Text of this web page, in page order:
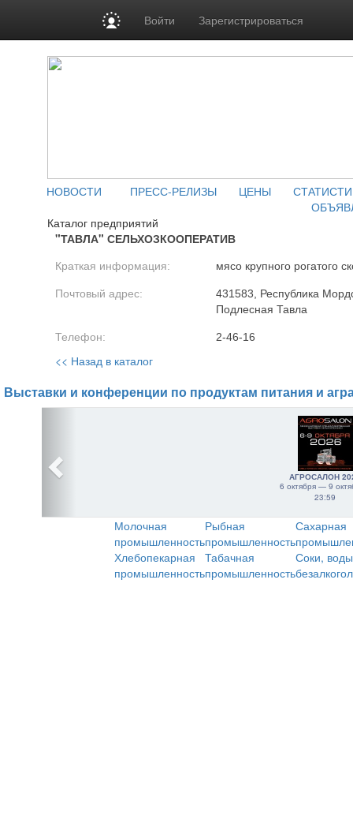
Войти Зарегистрироваться
НОВОСТИ ПРЕСС-РЕЛИЗЫ ЦЕНЫ
Каталог предприятий
"ТАВЛА" СЕЛЬХОЗКООПЕРАТИВ
Краткая информация: мясо крупного рогатого
Почтовый адрес:
431583, Республика
Подлесная Тавла
Телефон: 2-46-16
<< Назад в каталог
Выставки и конференции по продуктам питания и
АГРОСАЛОН
6 октября — 9
23:59
Молочная
промышленность
Рыбная
промышленность
Сахарная
Хлебопекарная
промышленность
Табачная
промышленность
Соки,